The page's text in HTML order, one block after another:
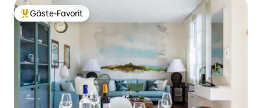
Beliebter Gäste-Favorit.
Gäste-Favorit